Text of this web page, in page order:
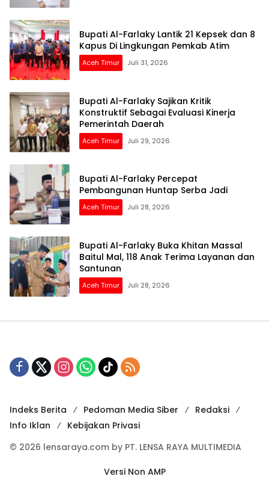
Bupati Al-Farlaky Lantik 21 Kepsek dan 8
Kapus Di Lingkungan Pemkab Atim
Aceh Timur Juli 31, 2026
Bupati Al-Farlaky Sajikan Kritik
Konstruktif Sebagai Evaluasi Kinerja
Pemerintah Daerah
Aceh Timur Juli 29, 2026
Bupati Al-Farlaky Percepat
Pembangunan Huntap Serba Jadi
Aceh Timur Juli 28, 2026
Bupati Al-Farlaky Buka Khitan Massal
Baitul Mal, 118 Anak Terima Layanan dan
Santunan
Aceh Timur Juli 28, 2026
Indeks Berita Pedoman Media Siber
Redaksi
Info Iklan
Kebijakan Privasi
© 2026 lensaraya.com by PT. LENSA RAYA MULTIMEDIA
Versi Non AMP